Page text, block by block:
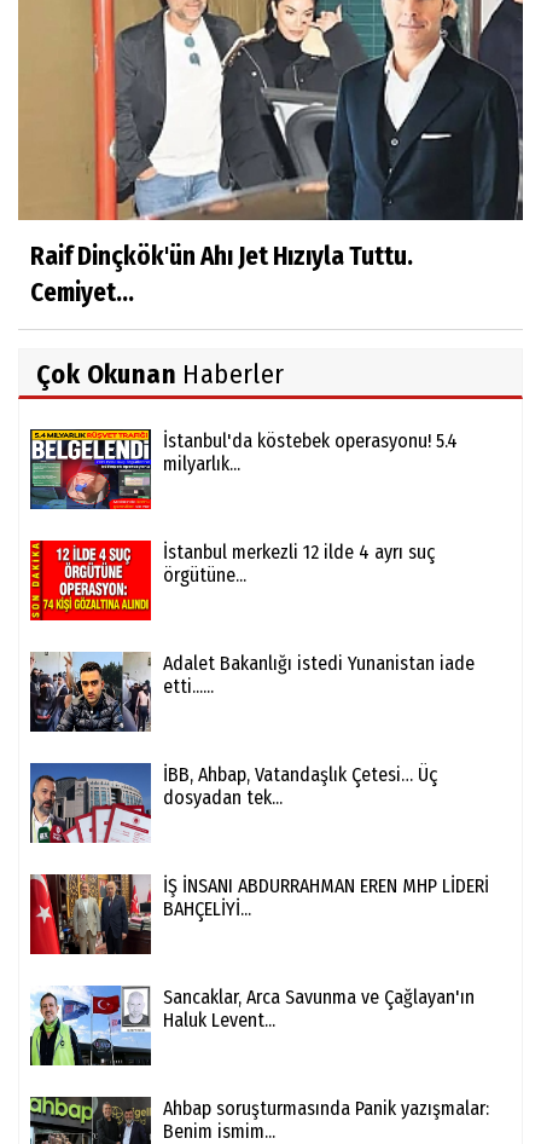
Raif Dinçkök'ün Ahı Jet Hızıyla Tuttu.
Cemiyet...
Çok Okunan Haberler
İstanbul'da köstebek operasyonu! 5.4
milyarlık...
İstanbul merkezli 12 ilde 4 ayrı suç
örgütüne...
Adalet Bakanlığı istedi Yunanistan iade
etti......
İBB, Ahbap, Vatandaşlık Çetesi… Üç
dosyadan tek...
İŞ İNSANI ABDURRAHMAN EREN MHP LİDERİ
BAHÇELİYİ...
Sancaklar, Arca Savunma ve Çağlayan'ın
Haluk Levent...
Ahbap soruşturmasında Panik yazışmalar:
Benim ismim...